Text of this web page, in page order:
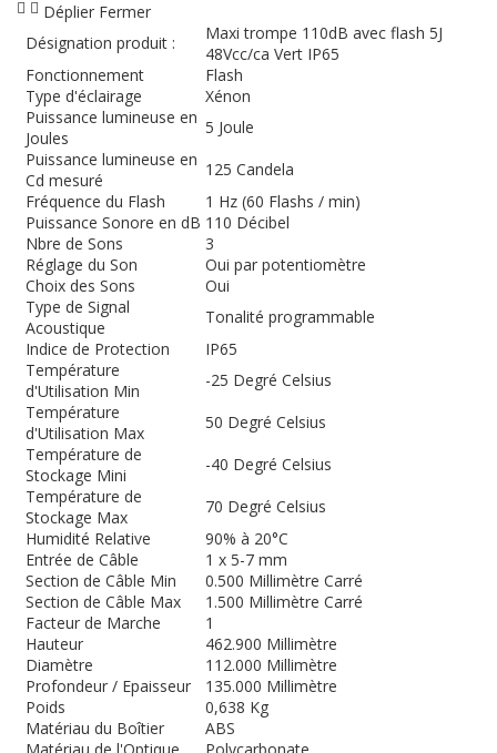
Déplier Fermer
Désignation produit :
Maxi trompe 110dB avec flash 5J
48Vcc/ca Vert IP65
Fonctionnement
Flash
Type d'éclairage
Xénon
Puissance lumineuse en
Joules
5 Joule
Puissance lumineuse en
Cd mesuré
125 Candela
Fréquence du Flash
1 Hz (60 Flashs / min)
Puissance Sonore en dB 110 Décibel
Nbre de Sons
3
Réglage du Son
Oui par potentiomètre
Choix des Sons
Oui
Type de Signal
Acoustique
Tonalité programmable
Indice de Protection
IP65
Température
d'Utilisation Min
-25 Degré Celsius
Température
d'Utilisation Max
50 Degré Celsius
Température de
Stockage Mini
-40 Degré Celsius
Température de
Stockage Max
70 Degré Celsius
Humidité Relative
90% à 20°C
Entrée de Câble
1 x 5-7 mm
Section de Câble Min
0.500 Millimètre Carré
Section de Câble Max
1.500 Millimètre Carré
Facteur de Marche
1
Hauteur
462.900 Millimètre
Diamètre
112.000 Millimètre
Profondeur / Epaisseur
135.000 Millimètre
Poids
0,638 Kg
Matériau du Boîtier
ABS